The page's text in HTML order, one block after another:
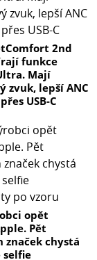
2nd
funkce
Mají
zvuk, lepší ANC
USB-C
opět
Pět
značek chystá
selfie